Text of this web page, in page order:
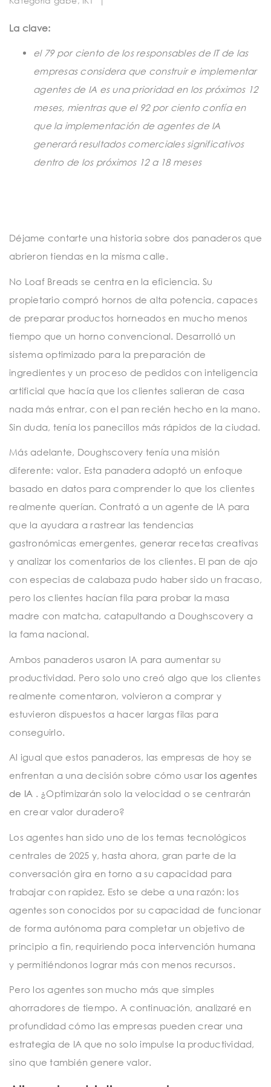
La clave:
el 79 por ciento de los responsables de IT de las
empresas considera que construir e implementar
agentes de IA es una prioridad en los próximos 12
meses, mientras que el 92 por ciento confía en
que la implementación de agentes de IA
generará resultados comerciales significativos
dentro de los próximos 12 a 18 meses
Déjame contarte una historia sobre dos panaderos que
abrieron tiendas en la misma calle.
No Loaf Breads se centra en la eficiencia. Su
propietario compró hornos de alta potencia, capaces
de preparar productos horneados en mucho menos
tiempo que un horno convencional. Desarrolló un
sistema optimizado para la preparación de
ingredientes y un proceso de pedidos con inteligencia
artificial que hacía que los clientes salieran de casa
nada más entrar, con el pan recién hecho en la mano.
Sin duda, tenía los panecillos más rápidos de la ciudad.
Más adelante, Doughscovery tenía una misión
diferente: valor. Esta panadera adoptó un enfoque
basado en datos para comprender lo que los clientes
realmente querían. Contrató a un agente de IA para
que la ayudara a rastrear las tendencias
gastronómicas emergentes, generar recetas creativas
y analizar los comentarios de los clientes. El pan de ajo
con especias de calabaza pudo haber sido un fracaso,
pero los clientes hacían fila para probar la masa
madre con matcha, catapultando a Doughscovery a
la fama nacional.
Ambos panaderos usaron IA para aumentar su
productividad. Pero solo uno creó algo que los clientes
realmente comentaron, volvieron a comprar y
estuvieron dispuestos a hacer largas filas para
conseguirlo.
Al igual que estos panaderos, las empresas de hoy se
enfrentan a una decisión sobre cómo usar los agentes
de IA . ¿Optimizarán solo la velocidad o se centrarán
en crear valor duradero?
Los agentes han sido uno de los temas tecnológicos
centrales de 2025 y, hasta ahora, gran parte de la
conversación gira en torno a su capacidad para
trabajar con rapidez. Esto se debe a una razón: los
agentes son conocidos por su capacidad de funcionar
de forma autónoma para completar un objetivo de
principio a fin, requiriendo poca intervención humana
y permitiéndonos lograr más con menos recursos.
Pero los agentes son mucho más que simples
ahorradores de tiempo. A continuación, analizaré en
profundidad cómo las empresas pueden crear una
estrategia de IA que no solo impulse la productividad,
sino que también genere valor.